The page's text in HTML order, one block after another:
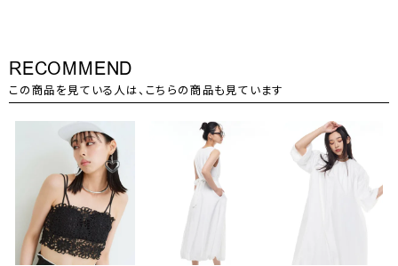
RECOMMEND
この商品を見ている人は、こちらの商品も見ています